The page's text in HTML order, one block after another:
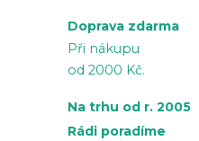
Doprava zdarma
Při nákupu
od 2000 Kč.
Na trhu od r. 2005
Rádi poradíme